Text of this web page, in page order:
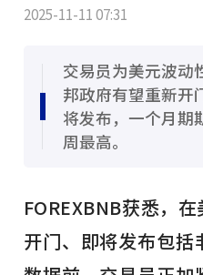
2025-11-11 07:31
交易员为美元波动
邦政府有望重新开
将发布，一个月期
周最高。
FOREXBNB获悉，
开门、即将发布包